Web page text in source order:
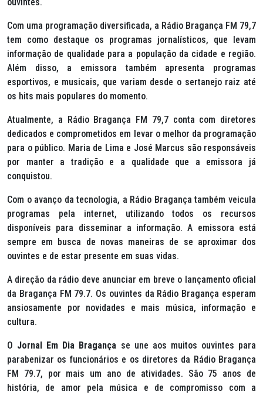
Com uma programação diversificada, a Rádio Bragança FM 79,7
tem como destaque os programas jornalísticos, que levam
informação de qualidade para a população da cidade e região.
Além disso, a emissora também apresenta programas
esportivos, e musicais, que variam desde o sertanejo raiz até
os hits mais populares do momento.
Atualmente, a Rádio Bragança FM 79,7 conta com diretores
dedicados e comprometidos em levar o melhor da programação
para o público. Maria de Lima e José Marcus são responsáveis
por manter a tradição e a qualidade que a emissora já
conquistou.
Com o avanço da tecnologia, a Rádio Bragança também veicula
programas pela internet, utilizando todos os recursos
disponíveis para disseminar a informação. A emissora está
sempre em busca de novas maneiras de se aproximar dos
ouvintes e de estar presente em suas vidas.
A direção da rádio deve anunciar em breve o lançamento oficial
da Bragança FM 79.7. Os ouvintes da Rádio Bragança esperam
ansiosamente por novidades e mais música, informação e
cultura.
O Jornal Em Dia Bragança se une aos muitos ouvintes para
parabenizar os funcionários e os diretores da Rádio Bragança
FM 79.7, por mais um ano de atividades. São 75 anos de
história, de amor pela música e de compromisso com a